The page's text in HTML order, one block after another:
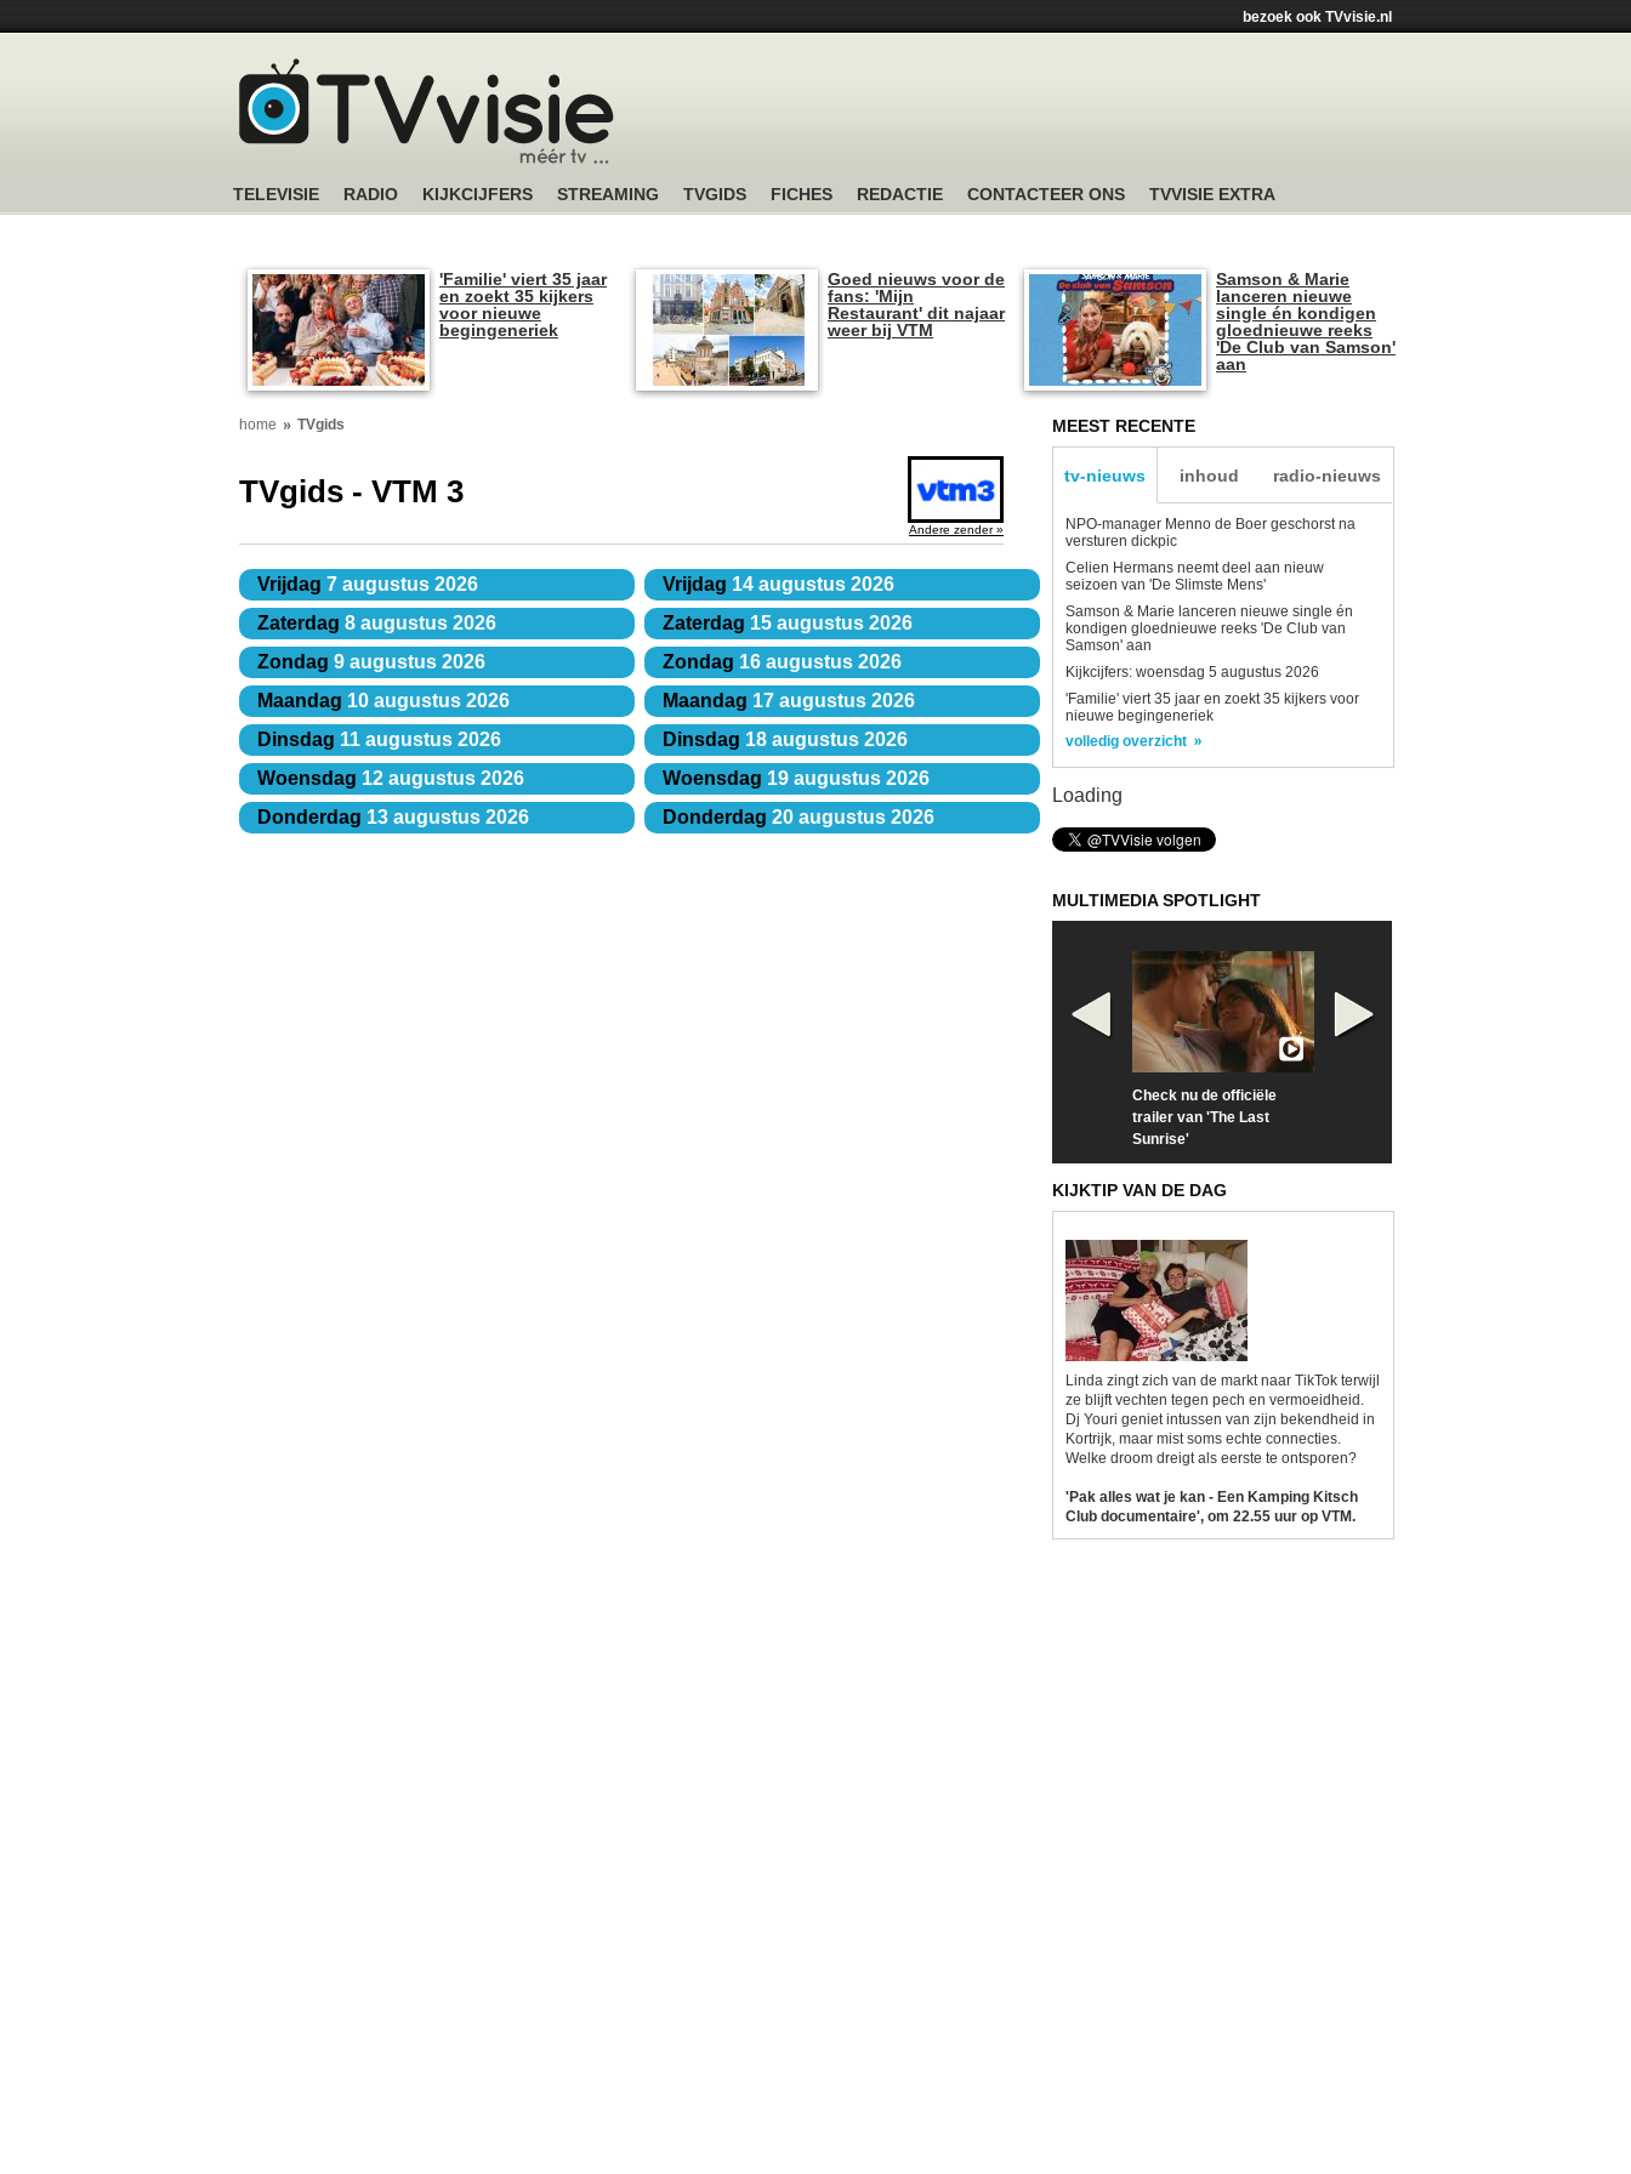
bezoek ook TVvisie.nl
TELEVISIE RADIO KIJKCIJFERS STREAMING TVGIDS FICHES REDACTIE CONTACTEER ONS TVVISIE EXTRA
'Familie' viert 35 jaar
en zoekt 35 kijkers
voor nieuwe
begingeneriek
Goed nieuws voor de
fans: 'Mijn
Restaurant' dit najaar
weer bij VTM
Samson & Marie
lanceren nieuwe
single én kondigen
gloednieuwe reeks
'De Club van Samson'
aan
home TVgids
TVgids - VTM 3
Andere zender »
Vrijdag 7 augustus 2026
Zaterdag 8 augustus 2026
Zondag 9 augustus 2026
Maandag 10 augustus 2026
Dinsdag 11 augustus 2026
Woensdag 12 augustus 2026
Donderdag 13 augustus 2026
Vrijdag 14 augustus 2026
Zaterdag 15 augustus 2026
Zondag 16 augustus 2026
Maandag 17 augustus 2026
Dinsdag 18 augustus 2026
Woensdag 19 augustus 2026
Donderdag 20 augustus 2026
MEEST RECENTE
tv-nieuws inhoud radio-nieuws
NPO-manager Menno de Boer geschorst na
versturen dickpic
Celien Hermans neemt deel aan nieuw
seizoen van 'De Slimste Mens'
Samson & Marie lanceren nieuwe single én
kondigen gloednieuwe reeks 'De Club van
Samson' aan
Kijkcijfers: woensdag 5 augustus 2026
'Familie' viert 35 jaar en zoekt 35 kijkers voor
nieuwe begingeneriek
volledig overzicht
Loading
MULTIMEDIA SPOTLIGHT
Check nu de officiële
trailer van 'The Last
Sunrise'
KIJKTIP VAN DE DAG
Linda zingt zich van de markt naar TikTok terwijl
ze blijft vechten tegen pech en vermoeidheid.
Dj Youri geniet intussen van zijn bekendheid in
Kortrijk, maar mist soms echte connecties.
Welke droom dreigt als eerste te ontsporen?
'Pak alles wat je kan - Een Kamping Kitsch
Club documentaire', om 22.55 uur op VTM.